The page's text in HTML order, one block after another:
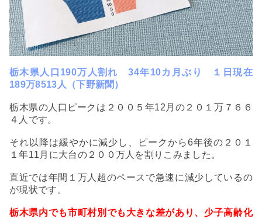
栃木県人口190万人割れ 34年10カ月ぶり １日現在
189万8513人（下野新聞）
栃木県の人口ピークは２００５年12月の２０１万７６６
４人です。
それ以降は緩やかに減少し、ピークから6年後の２０１
１年11月に大台の２００万人を割りこみました。
直近では年間１万人超のペースで急速に減少しているの
が現状です。
栃木県内でも市町村別でも大きな差があり、少子高齢化